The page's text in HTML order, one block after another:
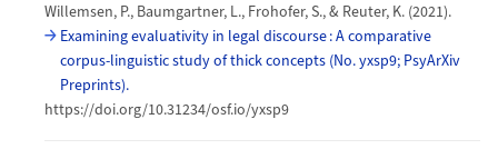
Willemsen, P., Baumgartner, L., Frohofer, S., & Reuter, K. (2021).
Examining evaluativity in legal discourse : A comparative
corpus-linguistic study of thick concepts (No. yxsp9; PsyArXiv
Preprints).
https://doi.org/10.31234/osf.io/yxsp9